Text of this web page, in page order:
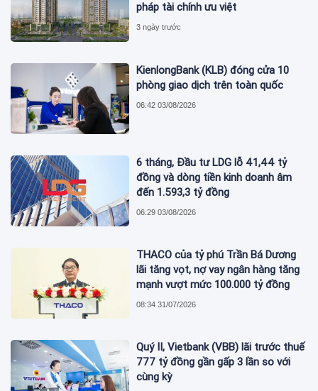
pháp tài chính ưu việt
3 ngày trước
KienlongBank (KLB) đóng cửa 10
phòng giao dịch trên toàn quốc
06:42 03/08/2026
6 tháng, Đầu tư LDG lỗ 41,44 tỷ
đồng và dòng tiền kinh doanh âm
đến 1.593,3 tỷ đồng
06:29 03/08/2026
THACO của tỷ phú Trần Bá Dương
lãi tăng vọt, nợ vay ngân hàng tăng
mạnh vượt mức 100.000 tỷ đồng
08:34 31/07/2026
Quý II, Vietbank (VBB) lãi trước thuế
777 tỷ đồng gần gấp 3 lần so với
cùng kỳ